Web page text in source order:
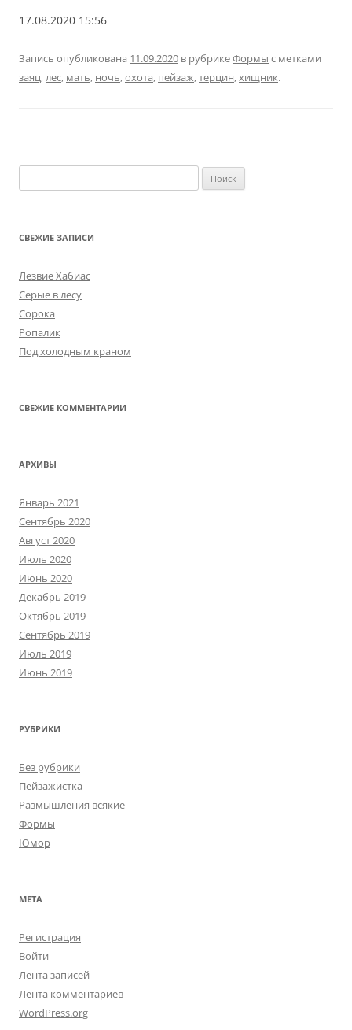
17.08.2020 15:56
Запись опубликована 11.09.2020 в рубрикеФормы с метками
заяц,лес, мать, ночь,охота, пейзаж,терцин,хищник.
СВЕЖИЕ ЗАПИСИ
Лезвие Хабиас
Серые в лесу
Сорока
Ропалик
Под холодным краном
СВЕЖИЕ КОММЕНТАРИИ
АРХИВЫ
Январь 2021
Сентябрь 2020
Август 2020
Июль 2020
Июнь 2020
Декабрь 2019
Октябрь 2019
Сентябрь 2019
Июль 2019
Июнь 2019
РУБРИКИ
Без рубрики
Пейзажистка
Размышления всякие
Формы
Юмор
МЕТА
Регистрация
Войти
Лента записей
Лента комментариев
WordPress.org